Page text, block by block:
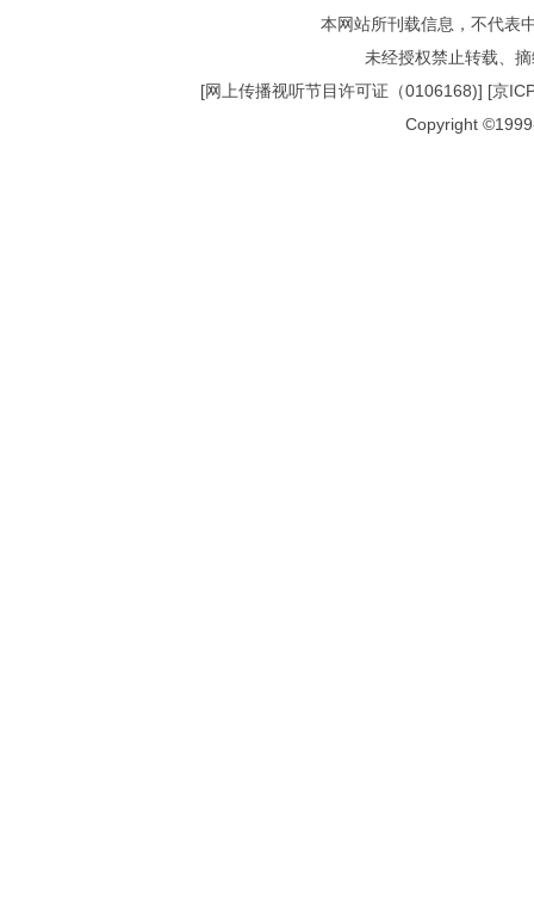
本网站所刊载信息，不代表
未经授权禁止转载、
[网上传播视听节目许可证（0106168)] [京
Copyright